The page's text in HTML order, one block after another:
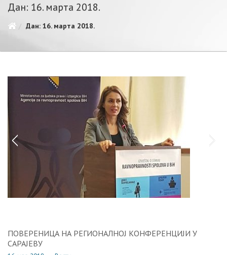
Дан: 16. марта 2018.
Дан: 16. марта 2018.
ПОВЕРЕНИЦА НА РЕГИОНАЛНОЈ КОНФЕРЕНЦИЈИ У
САРАЈЕВУ